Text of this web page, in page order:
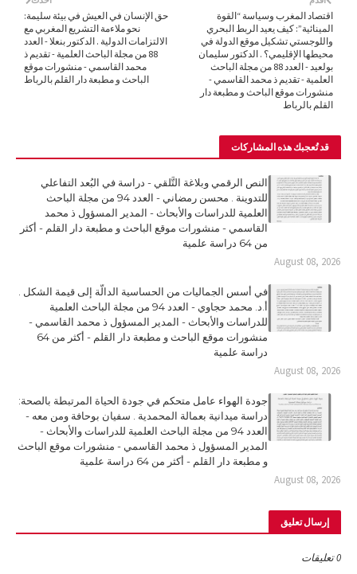
حق الإنسان في العيش في بيئة سليمة:
نحو ملاءمة التشريع المغربي مع
الالتزامات الدولية . الدكتور بنعلا - العدد
88 من مجلة الباحث العلمية - تقديم ذ
محمد القاسمي - منشورات موقع
الباحث و مطبعة دار القلم بالرباط
اقتصاد المغرب وسياسة “القوة
المينائية”: كيف يعيد الربط البحري
واللوجستي تشكيل موقع الدولة في
محيطها الإقليمي؟ . الدكتور سليمان
بولعيد - العدد 88 من مجلة الباحث
العلمية - تقديم ذ محمد القاسمي -
منشورات موقع الباحث و مطبعة دار
القلم بالرباط
قد تُعجبك هذه المشاركات
النص الرقمي وبلاغة التَّلقي - دراسة في البُعد التفاعلي
للتدوينة . محسن رمضاني - العدد 94 من مجلة الباحث
العلمية للدراسات والأبحاث - المدير المسؤول ذ محمد
القاسمي - منشورات موقع الباحث و مطبعة دار القلم - أكثر
من 64 دراسة علمية
August 08, 2026
في أسس الجماليات من الحساسية الدالّة إلى قيمة الشكل .
أ.د. محمد حجاوي - العدد 94 من مجلة الباحث العلمية
للدراسات والأبحاث - المدير المسؤول ذ محمد القاسمي -
منشورات موقع الباحث و مطبعة دار القلم - أكثر من 64
دراسة علمية
August 08, 2026
جودة الهواء عامل متحكم في جودة الحياة المرتبطة بالصحة:
دراسة ميدانية بعمالة المحمدية . سفيان بوحافة ومن معه -
العدد 94 من مجلة الباحث العلمية للدراسات والأبحاث -
المدير المسؤول ذ محمد القاسمي - منشورات موقع الباحث
و مطبعة دار القلم - أكثر من 64 دراسة علمية
August 08, 2026
إرسال تعليق
0 تعليقات